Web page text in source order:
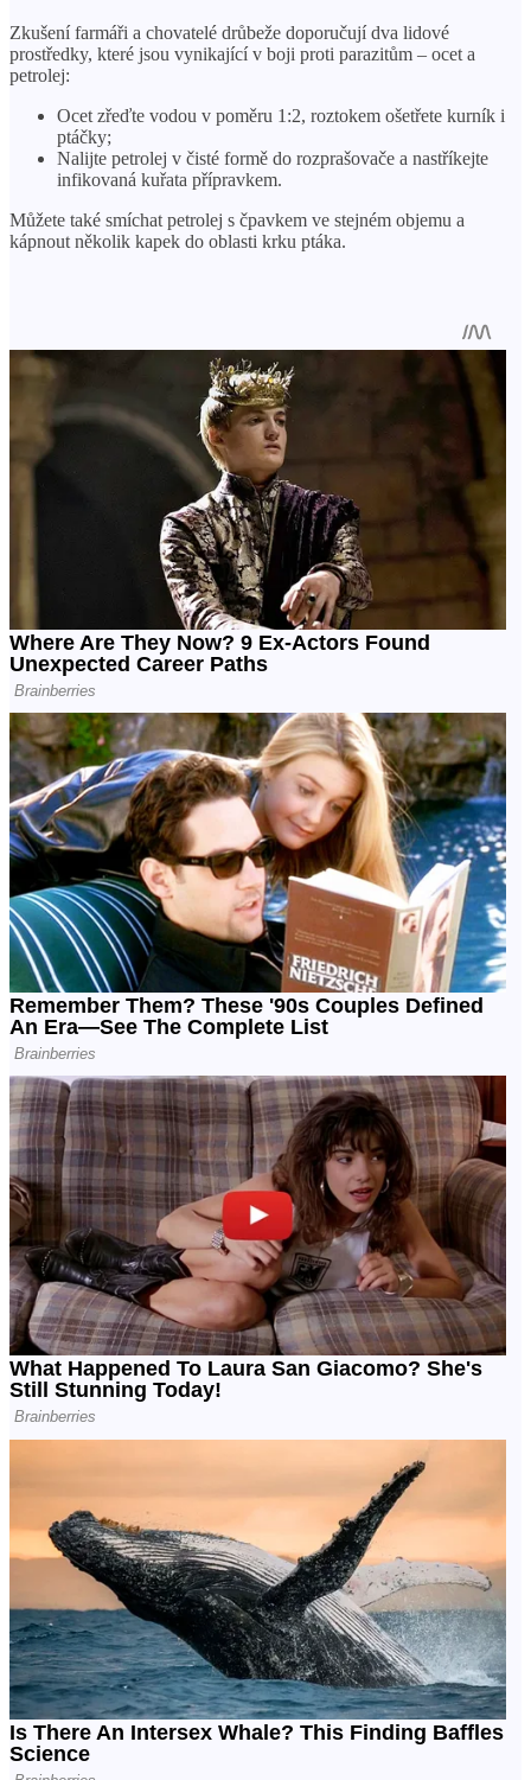
Zkušení farmáři a chovatelé drůbeže doporučují dva lidové
prostředky, které jsou vynikající v boji proti parazitům – ocet a
petrolej:
Ocet zřeďte vodou v poměru 1:2, roztokem ošetřete kurník i
ptáčky;
Nalijte petrolej v čisté formě do rozprašovače a nastříkejte
infikovaná kuřata přípravkem.
Můžete také smíchat petrolej s čpavkem ve stejném objemu a
kápnout několik kapek do oblasti krku ptáka.